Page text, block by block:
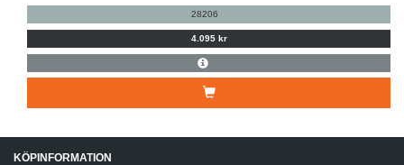
28206
4.095 kr
KÖPINFORMATION